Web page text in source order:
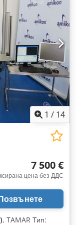
1 / 14
7 500 €
цена без ДДС
, TAMAR Тип: